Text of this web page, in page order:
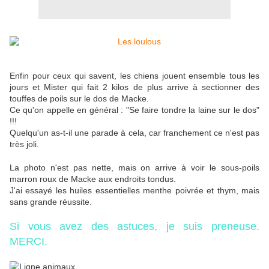
Enfin pour ceux qui savent, les chiens jouent ensemble tous les
jours et Mister qui fait 2 kilos de plus arrive à sectionner des
touffes de poils sur le dos de Macke.
Ce qu'on appelle en général : "Se faire tondre la laine sur le dos"
!!!
Quelqu'un as-t-il une parade à cela, car franchement ce n'est pas
très joli.
La photo n'est pas nette, mais on arrive à voir le sous-poils
marron roux de Macke aux endroits tondus.
J'ai essayé les huiles essentielles menthe poivrée et thym, mais
sans grande réussite.
Si vous avez des astuces, je suis preneuse.
MERCI.